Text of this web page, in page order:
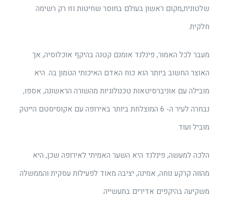
שלטונית,מקום ראשון בעולם בחוסר שחיטות וזו רק רשימה
חלקית.
מעבר לכל האמור, פינלנד אומנם קטנה בהיקף אוכלוסיה, אך
האוצר החשוב ביותר הוא כוח האדם האיכותי הטמון בה. היא
מובילה עם אוניברסיטאות טכנולוגיות מהשורה הראשונה, אספו,
נבחרה לעיר ה- 6 המוצלחת ביותר באירופה עם אקוסיסטם הייטק
מוביל ועוד.
הלכה למעשה, פינלנד היא השער האמיתי לאירופה שכן, היא
מהווה קרקע נוחה, אמינה, יציבה מאוד לפעילות עסקית והממשלה
משקיעה בהיקפים אדירים בתעשייה.